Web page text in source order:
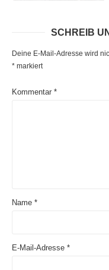
SCHREIB
Deine E-Mail-Adresse wird
* markiert
Kommentar *
Name *
E-Mail-Adresse *